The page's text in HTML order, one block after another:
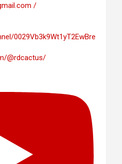
/
0029Vb3k9Wt1yT2EwBre
@rdcactus/